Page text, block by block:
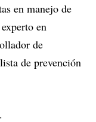
en manejo de
en
de
de prevención
.